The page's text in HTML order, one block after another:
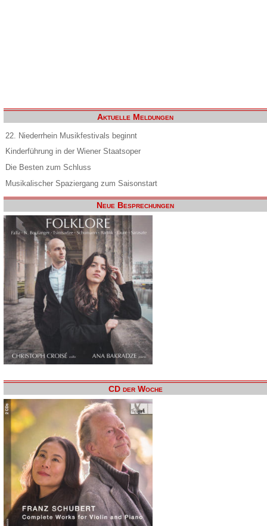
Aktuelle Meldungen
22. Niederrhein Musikfestivals beginnt
Kinderführung in der Wiener Staatsoper
Die Besten zum Schluss
Musikalischer Spaziergang zum Saisonstart
Neue Besprechungen
CD der Woche